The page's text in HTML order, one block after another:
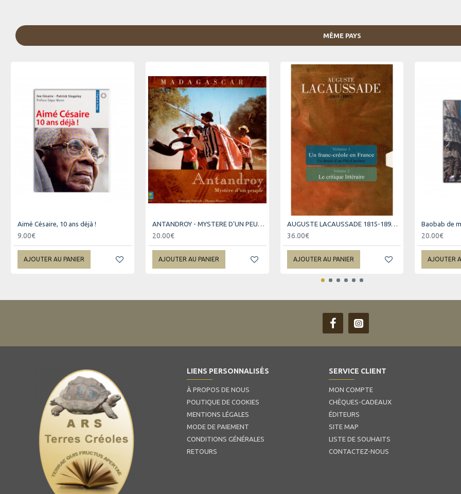
MÊME PAYS
Aimé Césaire, 10 ans déjà !
9.00€
AJOUTER AU PANIER
ANTANDROY - MYSTERE D'UN PEUPLE
20.00€
AJOUTER AU PANIER
AUGUSTE LACAUSSADE 1815-1897 - COFFRET VOLUME 1 ET 2
36.00€
AJOUTER AU PANIER
20.00€
AJOUTER
LIENS PERSONNALISÉS
À PROPOS DE NOUS
POLITIQUE DE COOKIES
MENTIONS LÉGALES
MODE DE PAIEMENT
CONDITIONS GÉNÉRALES
RETOURS
SERVICE CLIENT
MON COMPTE
CHÈQUES-CADEAUX
ÉDITEURS
SITE MAP
LISTE DE SOUHAITS
CONTACTEZ-NOUS